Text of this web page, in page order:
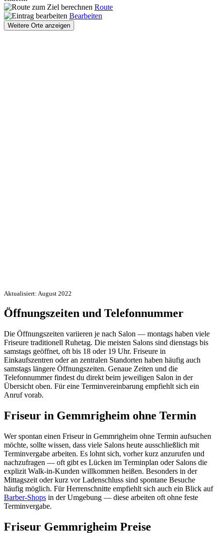
Route
Bearbeiten
Weitere Orte anzeigen
Aktualisiert: August 2022
Öffnungszeiten und Telefonnummer
Die Öffnungszeiten variieren je nach Salon — montags haben viele
Friseure traditionell Ruhetag. Die meisten Salons sind dienstags bis
samstags geöffnet, oft bis 18 oder 19 Uhr. Friseure in
Einkaufszentren oder an zentralen Standorten haben häufig auch
samstags längere Öffnungszeiten. Genaue Zeiten und die
Telefonnummer findest du direkt beim jeweiligen Salon in der
Übersicht oben. Für eine Terminvereinbarung empfiehlt sich ein
Anruf vorab.
Friseur in Gemmrigheim ohne Termin
Wer spontan einen Friseur in Gemmrigheim ohne Termin aufsuchen
möchte, sollte wissen, dass viele Salons heute ausschließlich mit
Terminvergabe arbeiten. Es lohnt sich, vorher kurz anzurufen und
nachzufragen — oft gibt es Lücken im Terminplan oder Salons die
explizit Walk-in-Kunden willkommen heißen. Besonders in der
Mittagszeit oder kurz vor Ladenschluss sind spontane Besuche
häufig möglich. Für Herrenschnitte empfiehlt sich auch ein Blick auf
Barber-Shops in der Umgebung — diese arbeiten oft ohne feste
Terminvergabe.
Friseur Gemmrigheim Preise